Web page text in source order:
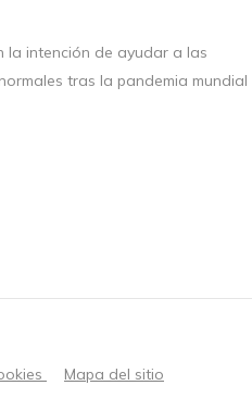
la intención de ayudar a las
tras la pandemia mundial
Mapa del sitio